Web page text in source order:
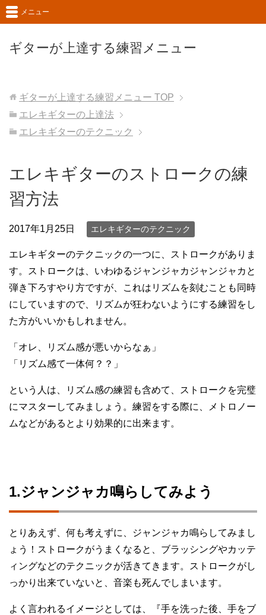
ギターが上達する練習メニュー
メニュー
ギターが上達する練習メニュー TOP
エレキギターの上達法
エレキギターのテクニック
エレキギターのストロークの練
習方法
2017年1月25日 エレキギターのテクニック
エレキギターのテクニックの一つに、ストロークがありま
す。ストロークは、いわゆるジャンジャカジャンジャカと
弾き下ろすやり方ですが、これはリズムを刻むことも同時
にしていますので、リズムが狂わないようにする練習をし
た方がいいかもしれません。
「オレ、リズム感が悪いからなぁ」
「リズム感て一体何？？」
という人は、リズム感の練習も含めて、ストロークを完璧
にマスターしてみましょう。練習をする際に、メトロノー
ムなどがあるとより効果的に出来ます。
1.ジャンジャカ鳴らしてみよう
とりあえず、何も考えずに、ジャンジャカ鳴らしてみまし
ょう！ストロークがうまくなると、ブラッシングやカッテ
ィングなどのテクニックが活きてきます。ストロークがし
っかり出来ていないと、音楽も死んでしまいます。
よく言われるイメージとしては、『手を洗った後、手をブ